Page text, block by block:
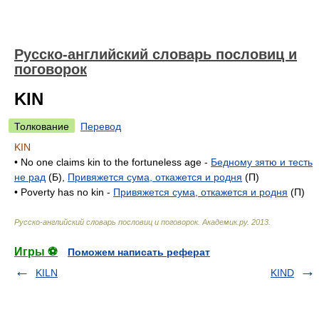
Русско-английский словарь пословиц и
поговорок
KIN
Толкование
Перевод
KIN
• No one claims kin to the fortuneless age - Бедному зятю и тесть
не рад (Б), Привяжется сума, откажется и родня (П)
• Poverty has no kin - Привяжется сума, откажется и родня (П)
Русско-английский словарь пословиц и поговорок. Академик.ру. 2013
Игры ⚽
Поможем написать реферат
KILN
KIND